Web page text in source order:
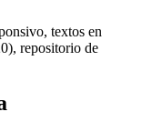
textos en
repositorio de